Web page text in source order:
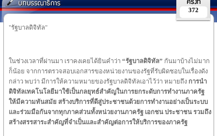
372
"รัฐบาลดิจิทัล"
ในช่วงเวลาที่ผ่านมา เราคงเคยได้ยินคำว่า “รัฐบาลดิจิทัล” กันมาบ้างไม่มาก
ก็น้อย จากการตรวจสอบเอกสารของหน่วยงานของรัฐที่รับผิดชอบในเรื่องดัง
กล่าว พบว่า มีการให้ความหมายของรัฐบาลดิจิทัลเอาไว้ว่า หมายถึง การนำ
ดิจิทัลเทคโนโลยีมาใช้เป็นกลยุทธ์สำคัญในการยกระดับการทำงานภาครัฐ
ให้มีความทันสมัย สร้างบริการที่ดีสู่ประชาชนด้วยการทำงานอย่างเป็นระบบ
และร่วมมือกันจากทุกภาคส่วนทั้งหน่วยงานภาครัฐ เอกชน ประชาชน รวมถึง
สร้างสรรสาระสำคัญที่จำเป็นและสำคัญต่อการให้บริการของภาครัฐ